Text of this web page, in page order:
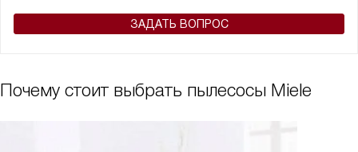
ЗАДАТЬ ВОПРОС
Почему стоит выбрать пылесосы Miele